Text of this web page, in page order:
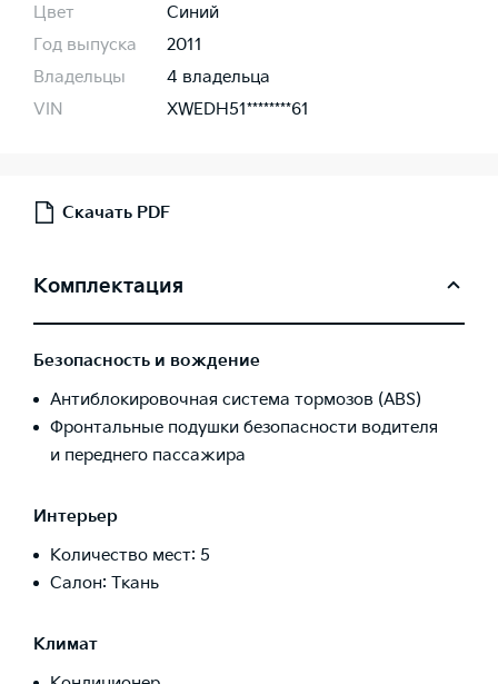
Цвет
Синий
Год выпуска
2011
Владельцы
4 владельца
VIN
XWEDH51********61
Скачать PDF
Комплектация
Безопасность и вождение
Антиблокировочная система тормозов (ABS)
Фронтальные подушки безопасности водителя
и переднего пассажира
Интерьер
Количество мест: 5
Салон: Ткань
Климат